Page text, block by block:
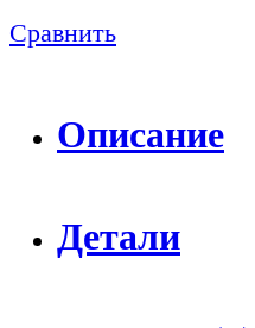
Сравнить
Описание
Детали